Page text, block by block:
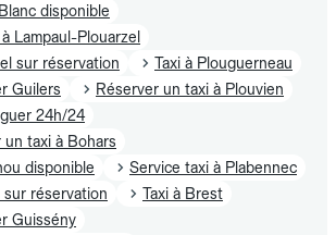
disponible
Lampaul-Plouarzel
sur réservation
Taxi à Plouguerneau
Guilers
Réserver un taxi à Plouvien
24h/24
un taxi à Bohars
disponible
Service taxi à Plabennec
sur réservation
Taxi à Brest
Guissény